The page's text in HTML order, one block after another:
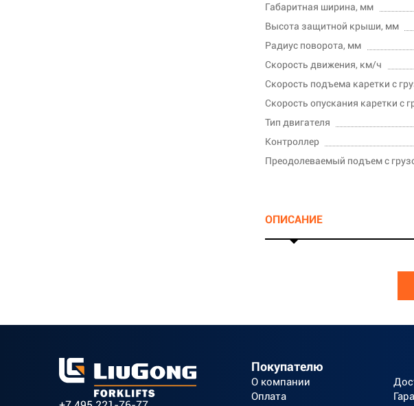
Габаритная ширина, мм
Высота защитной крыши, мм
Радиус поворота, мм
Скорость движения, км/ч
Тип двигателя
Контроллер
Преодолеваемый подъем с
ОПИСАНИЕ
Покупателю
О компании
Оплата